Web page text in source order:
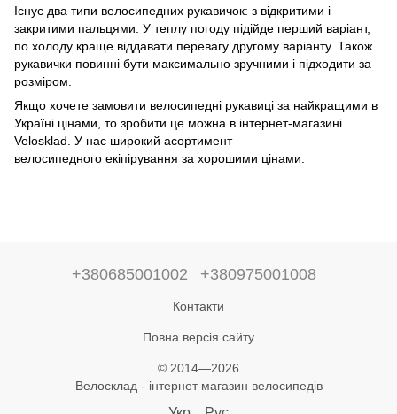
Існує два типи велосипедних рукавичок: з відкритими і
закритими пальцями. У теплу погоду підійде перший варіант,
по холоду краще віддавати перевагу другому варіанту. Також
рукавички повинні бути максимально зручними і підходити за
розміром.
Якщо хочете замовити велосипедні рукавиці за найкращими в
Україні цінами, то зробити це можна в інтернет-магазині
Velosklad. У нас широкий асортимент
велосипедного екіпірування за хорошими цінами.
+380685001002 +380975001008
Контакти
Повна версія сайту
© 2014—2026
Велосклад - інтернет магазин велосипедів